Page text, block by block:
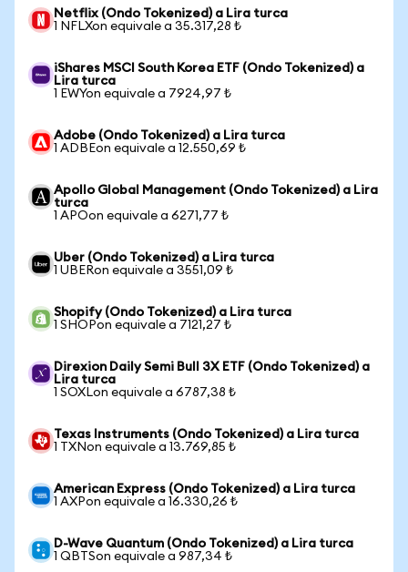
Netflix (Ondo Tokenized) a Lira turca
1 NFLXon equivale a 35.317,28 ₺
iShares MSCI South Korea ETF (Ondo Tokenized) a
Lira turca
1 EWYon equivale a 7924,97 ₺
Adobe (Ondo Tokenized) a Lira turca
1 ADBEon equivale a 12.550,69 ₺
Apollo Global Management (Ondo Tokenized) a Lira
turca
1 APOon equivale a 6271,77 ₺
Uber (Ondo Tokenized) a Lira turca
1 UBERon equivale a 3551,09 ₺
Shopify (Ondo Tokenized) a Lira turca
1 SHOPon equivale a 7121,27 ₺
Direxion Daily Semi Bull 3X ETF (Ondo Tokenized) a
Lira turca
1 SOXLon equivale a 6787,38 ₺
Texas Instruments (Ondo Tokenized) a Lira turca
1 TXNon equivale a 13.769,85 ₺
American Express (Ondo Tokenized) a Lira turca
1 AXPon equivale a 16.330,26 ₺
D-Wave Quantum (Ondo Tokenized) a Lira turca
1 QBTSon equivale a 987,34 ₺